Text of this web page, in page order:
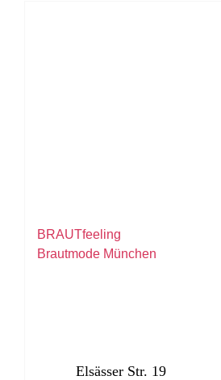
BRAUTfeeling
Brautmode München
Elsässer Str. 19